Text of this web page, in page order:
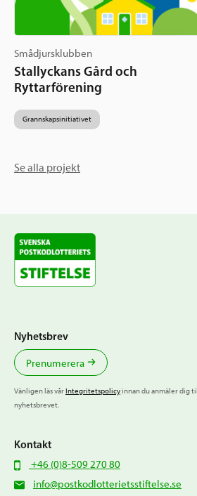
Smådjursklubben
Stallyckans Gård och
Ryttarförening
Grannskapsinitiativet
Se alla projekt
Nyhetsbrev
Prenumerera
Vänligen läs vårIntegritetspolicyinnan du anmäler dig till
nyhetsbrevet.
Kontakt
+46 (0)8-509 270 80
info@postkodlotterietsstiftelse.se